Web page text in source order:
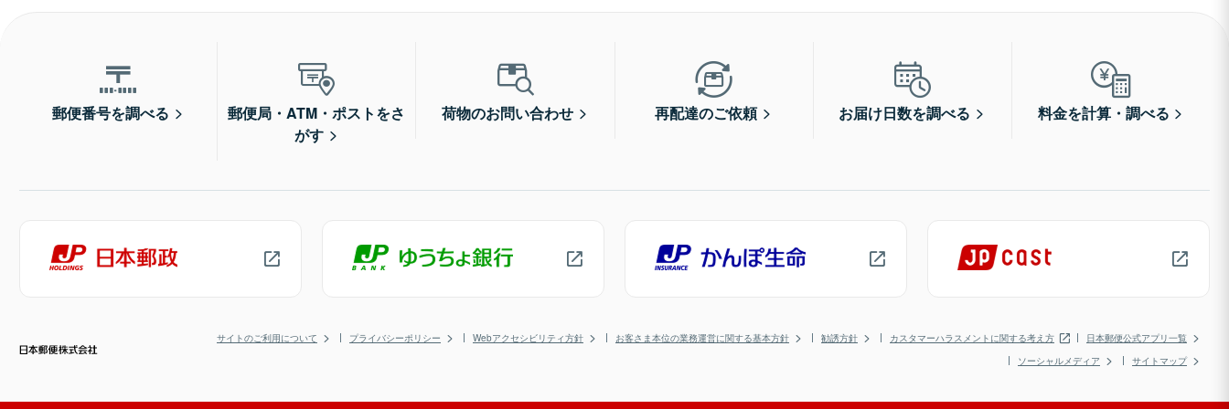
郵便番号を調べる
郵便局・ATM・ポストをさ
がす
荷物のお問い合わせ 再配達のご依頼 お届け日数を調べる 料金を計算・調べる
サイトのご利用について プライバシーポリシー Webアクセシビリティ方針 お客さま本位の業務運営に関する基本方針 勧誘方針 カスタマーハラスメントに関する考え方
日本郵便公式アプリ一覧
ソーシャルメディア
サイトマップ